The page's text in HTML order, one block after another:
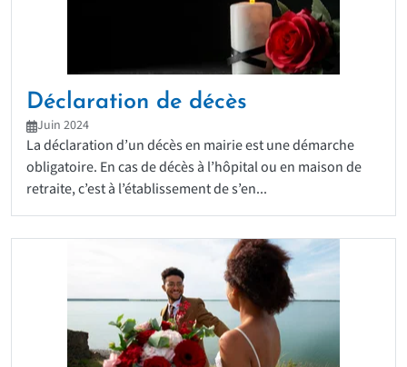
Déclaration de décès
Juin 2024
La déclaration d’un décès en mairie est une démarche
obligatoire. En cas de décès à l’hôpital ou en maison de
retraite, c’est à l’établissement de s’en...